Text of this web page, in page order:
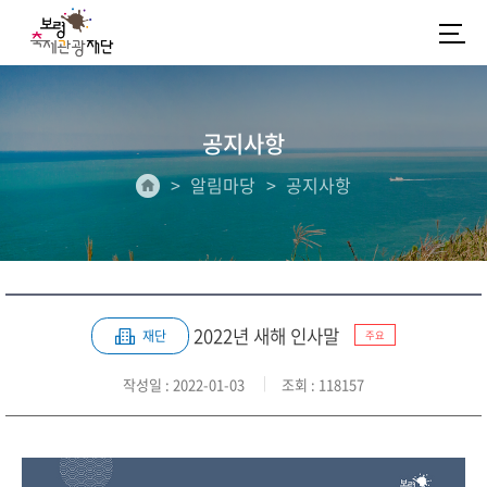
공지사항
알림마당 공지사항
재단 2022년 새해 인사말 주요
작성일 : 2022-01-03 조회 : 118157